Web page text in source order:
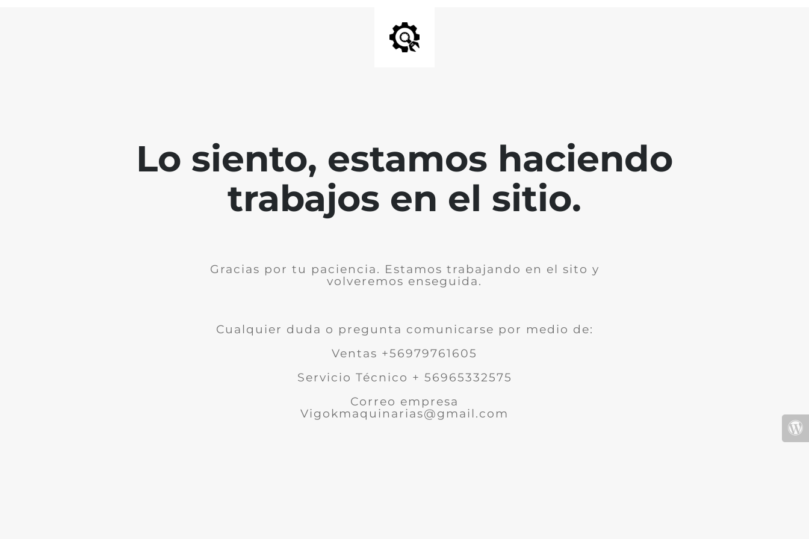
Lo siento, estamos haciendo
trabajos en el sitio.
Gracias por tu paciencia. Estamos trabajando en el sito y
volveremos enseguida.
Cualquier duda o pregunta comunicarse por medio de:
Ventas +56979761605
Servicio Técnico + 56965332575
Correo empresa
Vigokmaquinarias@gmail.com